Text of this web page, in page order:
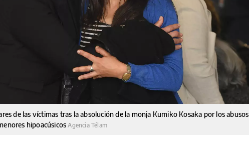
de las víctimas tras la absolución de la monja Kumiko Kosaka por los abusos
hipoacúsicosAgencia Télam